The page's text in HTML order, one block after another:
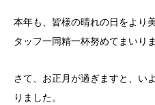
本年も、皆様の晴れの日をより
タッフ一同精一杯努めてまいりま
さて、お正月が過ぎますと、い
りました。